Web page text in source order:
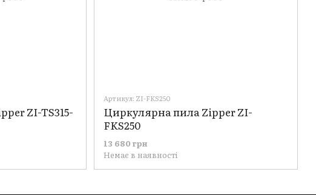
ZI-TS315-
Артикул: ZI-FKS250
Циркулярна пила Zipper ZI-
FKS250
13 680 грн
Немає в наявності